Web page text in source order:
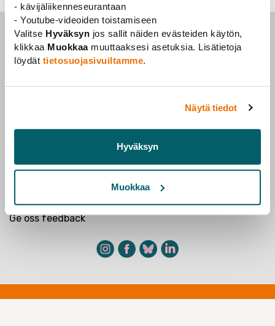
- kävijäliikenneseurantaan
- Youtube-videoiden toistamiseen
Valitse Hyväksyn jos sallit näiden evästeiden käytön,
klikkaa Muokkaamuuttaaksesi asetuksia. Lisätietoja
löydät tietosuojasivuiltamme.
Näytä tiedot
Hyväksyn
Muokkaa
Arbetslöshetskassan Ote
Konktaktuppgifter
Medlemsföreningar
Ge oss feedback